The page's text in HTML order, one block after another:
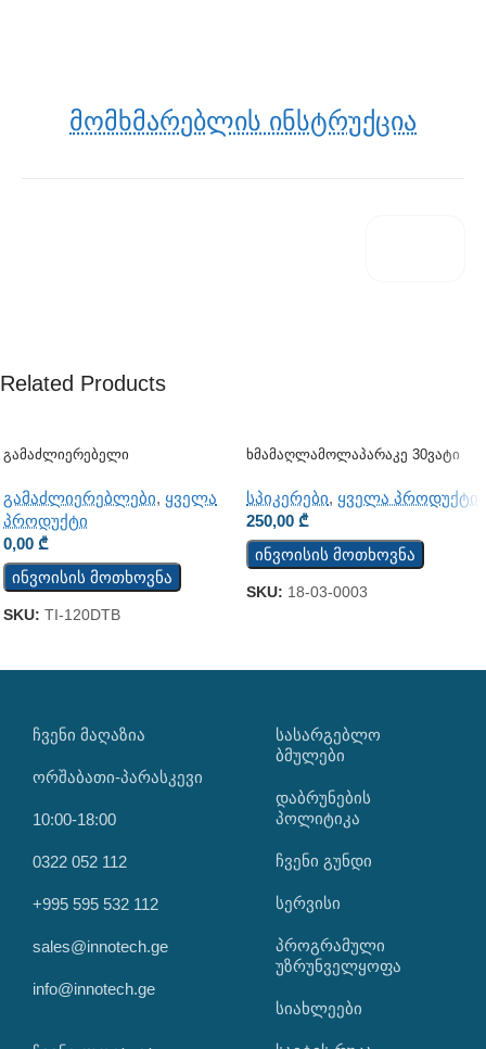
Მომხმარებლის Ინსტრუქცია
Related Products
Გამაძლიერებელი
გამაძლიერებლები, ყველა
პროდუქტი
0,00 ₾
ინვოისის მოთხოვნა
SKU: TI-120DTB
Ხმამაღლამოლაპარაკე 30ვატი
სპიკერები, ყველა პროდუქტი
250,00 ₾
ინვოისის მოთხოვნა
SKU: 18-03-0003
ᲩᲕᲔᲜᲘ ᲛᲐᲦᲐᲖᲘᲐ
ორშაბათი-პარასკევი
10:00-18:00
0322 052 112
+995 595 532 112
sales@innotech.ge
info@innotech.ge
ᲡᲐᲡᲐᲠᲒᲔᲑᲚᲝ
ᲑᲛᲣᲚᲔᲑᲘ
დაბრუნების
პოლიტიკა
ჩვენი გუნდი
სერვისი
პროგრამული
უზრუნველყოფა
სიახლეები